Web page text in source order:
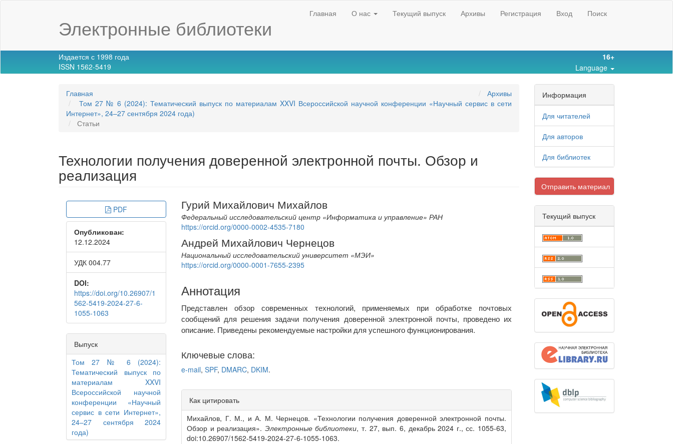
Электронные библиотеки
Главная О нас Текущий выпуск Архивы Регистрация Вход Поиск
Издается с 1998 года
ISSN 1562-5419
16+
Language
Главная
Архивы
Том 27 № 6 (2024): Тематический выпуск по материалам XXVI Всероссийской научной конференции «Научный сервис в сети
Интернет», 24–27 сентября 2024 года)
Статьи
Технологии получения доверенной электронной почты. Обзор и
реализация
Article
Sidebar
PDF
Опубликован:
12.12.2024
УДК 004.77
DOI:
https://doi.org/10.26907/1
562-5419-2024-27-6-
1055-1063
Выпуск
Том 27 № 6 (2024):
Тематический выпуск по
материалам XXVI
Всероссийской научной
конференции «Научный
сервис в сети Интернет»,
24–27 сентября 2024
года)
Main
Article
Content
Гурий Михайлович Михайлов
Федеральный исследовательский центр «Информатика и управление» РАН
https://orcid.org/0000-0002-4535-7180
Андрей Михайлович Чернецов
Национальный исследовательский университет «МЭИ»
https://orcid.org/0000-0001-7655-2395
Аннотация
Представлен обзор современных технологий, применяемых при обработке почтовых
сообщений для решения задачи получения доверенной электронной почты, проведено их
описание. Приведены рекомендуемые настройки для успешного функционирования.
Ключевые слова:
e-mail, SPF, DMARC, DKIM.
Article
Details
Как цитировать
Михайлов, Г. М., и А. М. Чернецов. «Технологии получения доверенной электронной почты.
Обзор и реализация». Электронные библиотеки, т. 27, вып. 6, декабрь 2024 г., сс. 1055-63,
doi:10.26907/1562-5419-2024-27-6-1055-1063.
Информация
Для читателей
Для авторов
Для библиотек
Отправить материал
Текущий выпуск